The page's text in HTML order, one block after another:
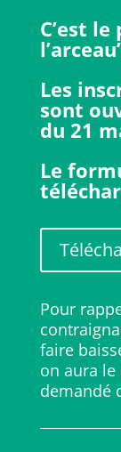
C’est
Les
sont
du 21
Le
Pour
faire
on aura le
demandé